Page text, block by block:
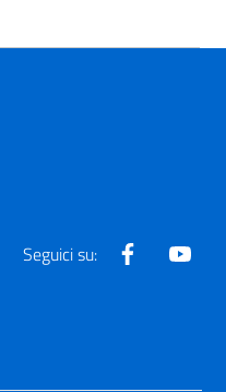
Seguici su: Facebook